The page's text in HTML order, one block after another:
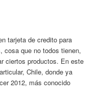
tarjeta de credito para
cosa que no todos tienen,
ciertos productos. En este
Chile, donde ya
2012, más conocido